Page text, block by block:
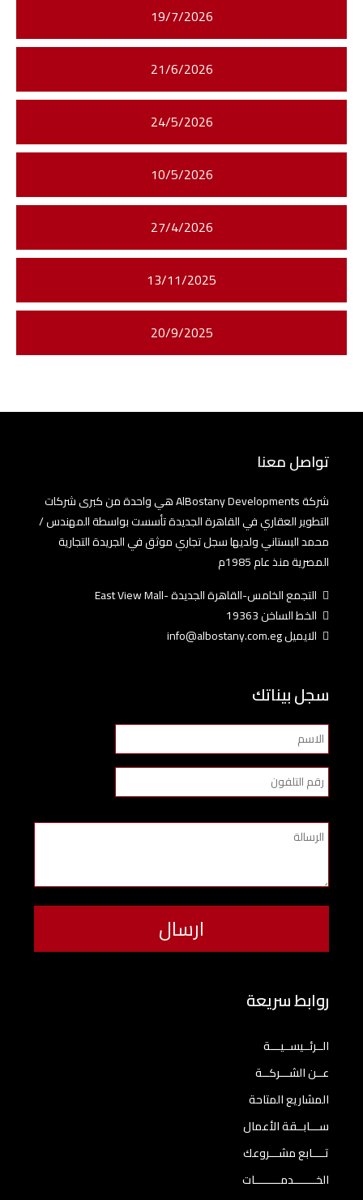
19/7/2026
21/6/2026
24/5/2026
10/5/2026
27/4/2026
13/11/2025
20/9/2025
تواصل معنا
شركة AlBostany Developments هي واحدة من كبرى شركات
التطوير العقاري في القاهرة الجديدة تأسست بواسطة المهندس /
محمد البستاني ولديها سجل تجاري موثق في الجريدة التجارية
المصرية منذ عام 1985م
التجمع الخامس-القاهرة الجديدة -East View Mall
الخط الساخن 19363
الايميل info@albostany.com.eg
سجل بيناتك
روابط سريعة
الــرئــيســيـــة
عــن الشـــركــة
المشاريع المتاحة
ســـابــقة الأعمال
تــــابع مشـــروعك
الخـــــــدمــــــــات